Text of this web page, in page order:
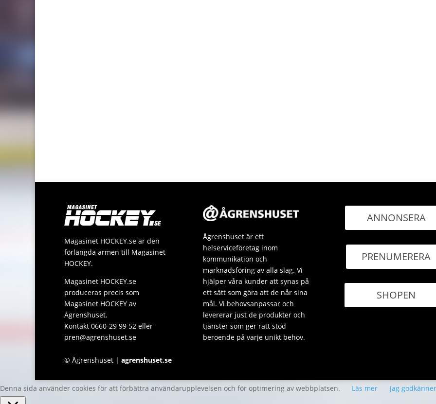
Magasinet HOCKEY.se är den
förlängda armen till Magasinet
HOCKEY.
Magasinet HOCKEY.se
produceras precis som
Magasinet HOCKEY av
Ågrenshuset.
Kontakt 0660-29 99 52 eller
pren@agrenshuset.se
Ågrenshuset är ett
helserviceföretag inom
kommunikation och
marknadsföring av alla slag. Vi
hjälper våra kunder att synas på
ett sätt som göra att de når sina
mål. Vi behovsanpassar och
levererar just de produkter och
tjänster som ger rätt stöd
beroende på varje unikt behov.
ANNONSERA
PRENUMERERA
SHOPEN
© Ågrenshuset | agrenshuset.se
Denna sida använder cookies för att förbättra användarupplevelsen och för optimering av webbplatsen. Läs mer Jag godkänner